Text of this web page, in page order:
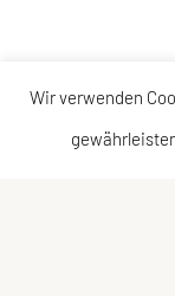
Wir verwenden